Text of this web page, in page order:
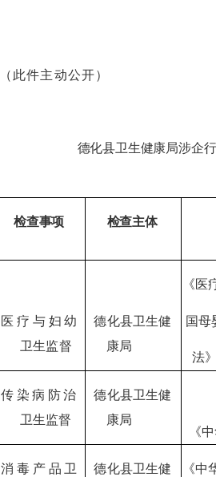
（ 此件主动公开）
德化县卫生健康局涉企
检查事项 检查主体
医疗与妇幼
卫生监督
德化县卫生健
康局
《
国母
法
传染病防治
卫生监督
德化县卫生健
康局
《
消毒产品卫
德化县卫生健
《